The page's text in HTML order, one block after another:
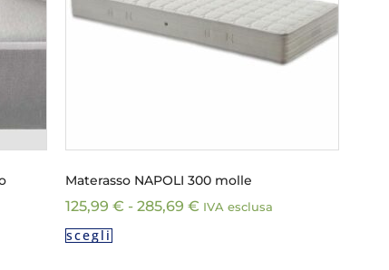
Materasso NAPOLI 300 molle
125,99 € - 285,69 € IVA esclusa
scegli